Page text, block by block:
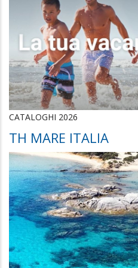
CATALOGHI 2026
TH MARE ITALIA